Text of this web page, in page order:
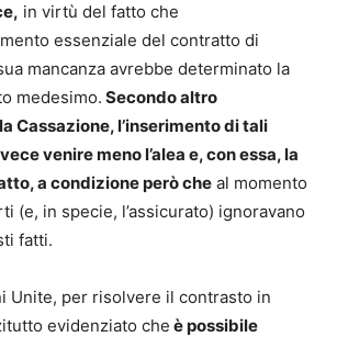
in virtù del fatto che
essenziale del contratto di
mancanza avrebbe determinato la
medesimo. Secondo altro
Cassazione, l’inserimento di tali
venire meno l’alea e, con essa, la
a condizione però che al momento
(e, in specie, l’assicurato) ignoravano
fatti.
Unite, per risolvere il contrasto in
evidenziato che è possibile